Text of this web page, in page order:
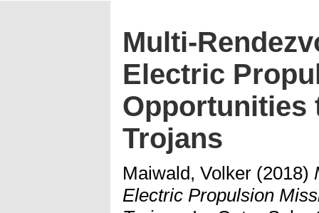
Multi-
Electric
Opportunities
Trojans
Maiwald, Volker (2018)
Electric Propulsion